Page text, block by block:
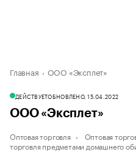
Главная ООО «Эксплет»
ДЕЙСТВУЕТОБНОВЛЕНО, 15.04.2022
ООО «Эксплет»
Оптовая торговля Оптовая
торговля предметами домашнего